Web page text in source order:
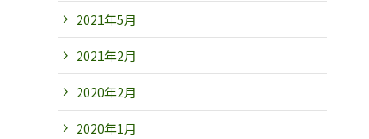
2021年5月
2021年2月
2020年2月
2020年1月